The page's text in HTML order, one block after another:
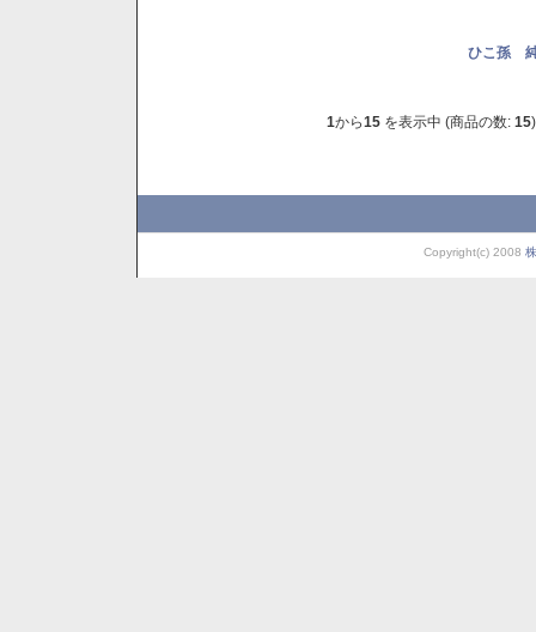
ひこ孫
1から15 を表示中 (商品の数: 15)
Copyright(c) 2008